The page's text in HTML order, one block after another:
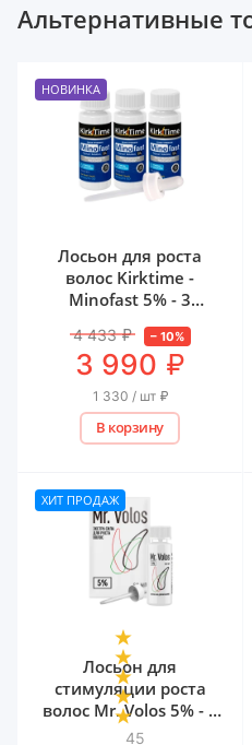
Альтернативные
НОВИНКА
Лосьон для роста
волос Kirktime -
Minofast 5% - 3
4 433 ₽ – 10%
3 990 ₽
1 330 / шт ₽
В корзину
ХИТ ПРОДАЖ
45
Лосьон для
стимуляции роста
волос Mr. Volos 5% - 1
флакон